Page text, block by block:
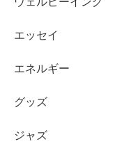
エッセイ
エネルギー
グッズ
ジャズ